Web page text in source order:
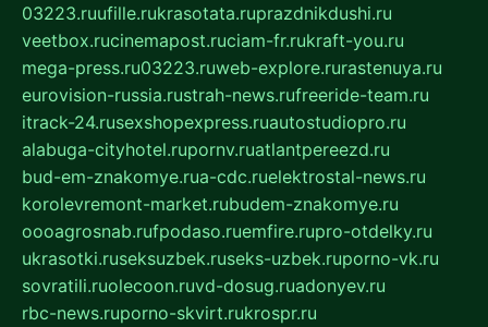
03223.ruufille.rukrasotata.ruprazdnikdushi.ru
veetbox.rucinemapost.ruciam-fr.rukraft-you.ru
mega-press.ru03223.ruweb-explore.rurastenuya.ru
eurovision-russia.rustrah-news.rufreeride-team.ru
itrack-24.rusexshopexpress.ruautostudiopro.ru
alabuga-cityhotel.rupornv.ruatlantpereezd.ru
bud-em-znakomye.rua-cdc.ruelektrostal-news.ru
korolevremont-market.rubudem-znakomye.ru
oooagrosnab.rufpodaso.ruemfire.rupro-otdelky.ru
ukrasotki.ruseksuzbek.ruseks-uzbek.ruporno-vk.ru
sovratili.ruolecoon.ruvd-dosug.ruadonyev.ru
rbc-news.ruporno-skvirt.rukrospr.ru